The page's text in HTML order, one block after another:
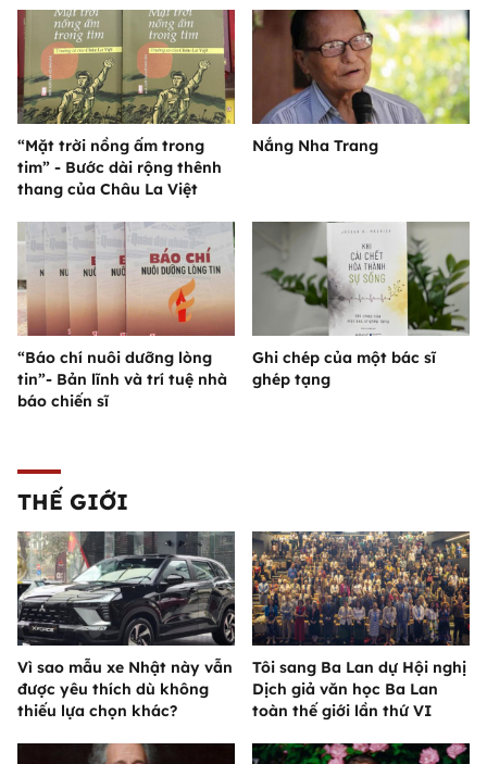
“Mặt trời nồng ấm trong
tim” - Bước dài rộng thênh
thang của Châu La Việt
Nắng Nha Trang
“Báo chí nuôi dưỡng lòng
tin”- Bản lĩnh và trí tuệ nhà
báo chiến sĩ
Ghi chép của một bác sĩ
ghép tạng
THẾ GIỚI
Vì sao mẫu xe Nhật này vẫn
được yêu thích dù không
thiếu lựa chọn khác?
Tôi sang Ba Lan dự Hội nghị
Dịch giả văn học Ba Lan
toàn thế giới lần thứ VI